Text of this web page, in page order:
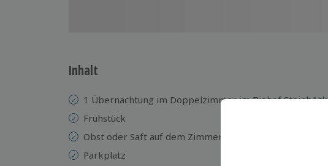
Inhalt
1 Übernachtung im Doppelzimmer im Biohof Steinböck
Frühstück
Obst oder Saft auf dem Zimmer
Parkplatz